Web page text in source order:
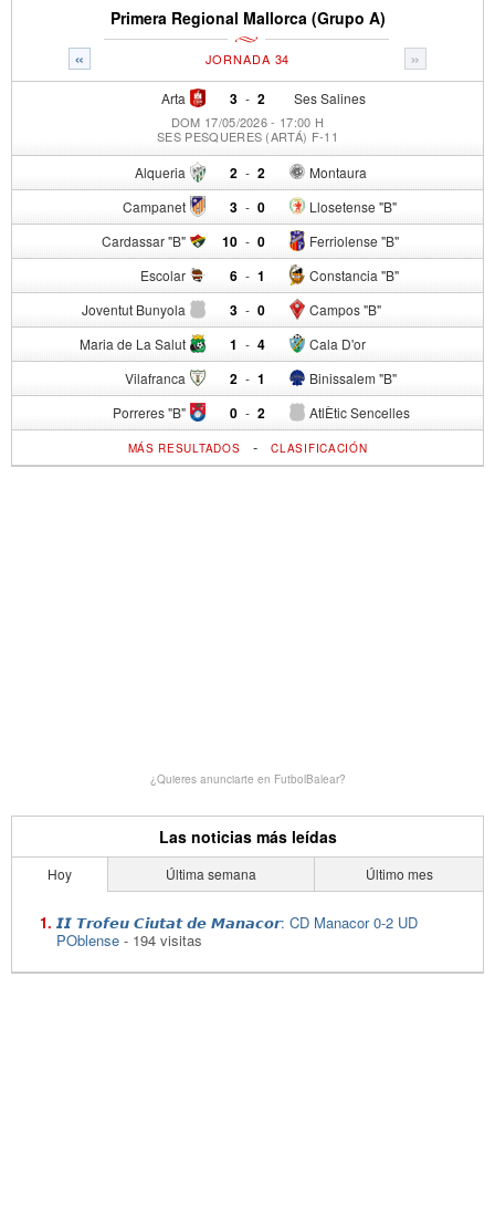
Primera Regional Mallorca (Grupo A)
« »
JORNADA 34
Arta 3 - Ses Salines
2
DOM 17/05/2026 - 17:00 H
SES PESQUERES (ARTÁ) F-11
Alqueria 2 - Montaura
2
Campanet 3 - Llosetense "B"
0
Cardassar "B" 10 - Ferriolense "B"
0
Escolar 6 - Constancia "B"
1
Joventut Bunyola 3 - Campos "B"
0
Maria de La Salut 1 - Cala D'or
4
Vilafranca 2 - Binissalem "B"
1
Porreres "B" 0 - AtlÈtic Sencelles
2
MÁS RESULTADOS -CLASIFICACIÓN
¿Quieres anunciarte en FutbolBalear?
Las noticias más leídas
Hoy Última semana Último mes
𝙄𝙄 𝙏𝙧𝙤𝙛𝙚𝙪 𝘾𝙞𝙪𝙩𝙖𝙩 𝙙𝙚 𝙈𝙖𝙣𝙖𝙘𝙤𝙧: CD Manacor 0-2 UD
POblense - 194 visitas